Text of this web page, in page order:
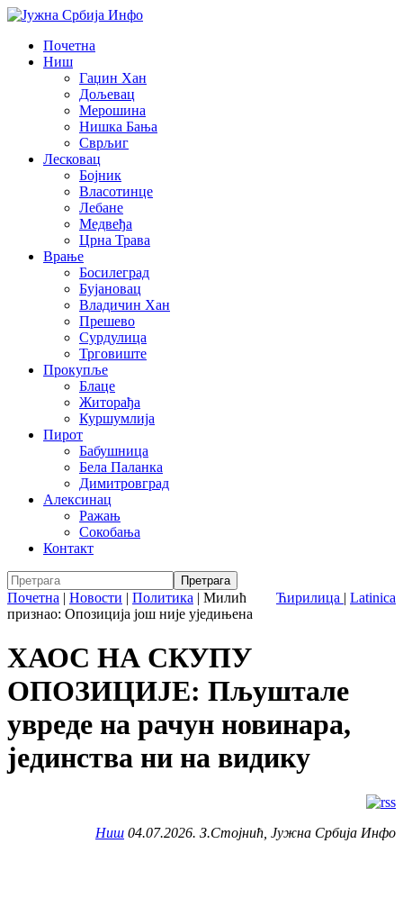
Почетна
Ниш
Гаџин Хан
Дољевац
Мерошина
Нишка Бања
Сврљиг
Лесковац
Бојник
Власотинце
Лебане
Медвеђа
Црна Трава
Врање
Босилеград
Бујановац
Владичин Хан
Прешево
Сурдулица
Трговиште
Прокупље
Блаце
Житорађа
Куршумлија
Пирот
Бабушница
Бела Паланка
Димитровград
Алексинац
Ражањ
Сокобања
Контакт
Ћирилица | Latinica
Почетна | Новости | Политика | Милић
признао: Опозиција још није уједињена
ХАОС НА СКУПУ
ОПОЗИЦИЈЕ: Пљуштале
увреде на рачун новинара,
јединства ни на видику
Ниш 04.07.2026. З.Стојнић, Јужна Србија Инфо